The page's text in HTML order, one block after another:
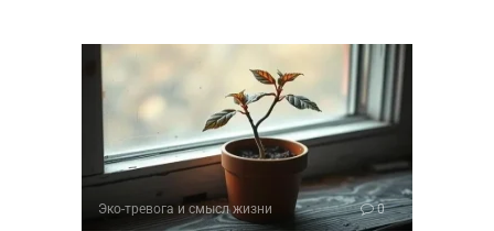
Эко-тревога и смысл жизни 0